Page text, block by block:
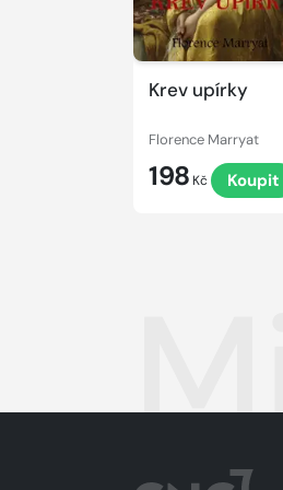
Krev upírky
Florence Marryat
198 Kč Koupit